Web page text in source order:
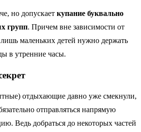
но допускает купание буквально
групп. Причем вне зависимости от
маленьких детей нужно держать
в утренние часы.
отдыхающие давно уже смекнули,
отправляться напрямую
Ведь добраться до некоторых частей